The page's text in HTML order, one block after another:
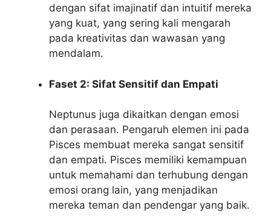
dengan sifat imajinatif dan intuitif mereka
yang kuat, yang sering kali mengarah
pada kreativitas dan wawasan yang
mendalam.
Faset 2: Sifat Sensitif dan Empati
Neptunus juga dikaitkan dengan emosi
dan perasaan. Pengaruh elemen ini pada
Pisces membuat mereka sangat sensitif
dan empati. Pisces memiliki kemampuan
untuk memahami dan terhubung dengan
emosi orang lain, yang menjadikan
mereka teman dan pendengar yang baik.